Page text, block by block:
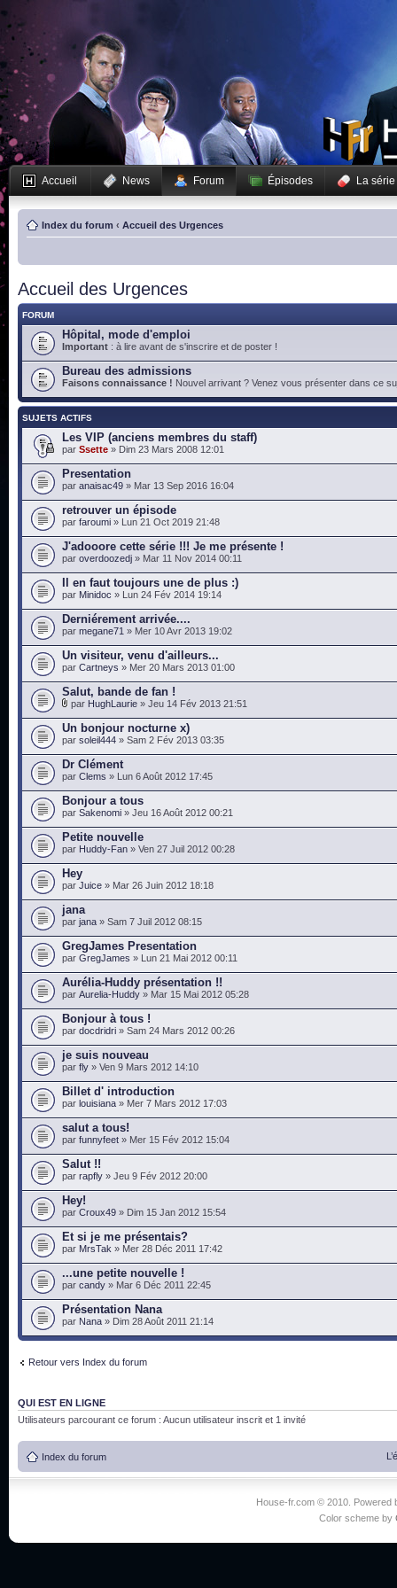
Accueil News Forum Épisodes La série
Index du forum ‹ Accueil des Urgences
Accueil des Urgences
FORUM
Hôpital, mode d'emploi
Important : à lire avant de s'inscrire et de poster !
Bureau des admissions
Faisons connaissance ! Nouvel arrivant ? Venez vous présenter dans ce
SUJETS ACTIFS
Les VIP (anciens membres du staff)
par Ssette » Dim 23 Mars 2008 12:01
Presentation
par anaisac49 » Mar 13 Sep 2016 16:04
retrouver un épisode
par faroumi » Lun 21 Oct 2019 21:48
J'adooore cette série !!! Je me présente !
par overdoozedj » Mar 11 Nov 2014 00:11
Il en faut toujours une de plus :)
par Minidoc » Lun 24 Fév 2014 19:14
Derniérement arrivée....
par megane71 » Mer 10 Avr 2013 19:02
Un visiteur, venu d'ailleurs...
par Cartneys » Mer 20 Mars 2013 01:00
Salut, bande de fan !
par HughLaurie » Jeu 14 Fév 2013 21:51
Un bonjour nocturne x)
par soleil444 » Sam 2 Fév 2013 03:35
Dr Clément
par Clems » Lun 6 Août 2012 17:45
Bonjour a tous
par Sakenomi » Jeu 16 Août 2012 00:21
Petite nouvelle
par Huddy-Fan » Ven 27 Juil 2012 00:28
Hey
par Juice » Mar 26 Juin 2012 18:18
jana
par jana » Sam 7 Juil 2012 08:15
GregJames Presentation
par GregJames » Lun 21 Mai 2012 00:11
Aurélia-Huddy présentation !!
par Aurelia-Huddy » Mar 15 Mai 2012 05:28
Bonjour à tous !
par docdridri » Sam 24 Mars 2012 00:26
je suis nouveau
par fly » Ven 9 Mars 2012 14:10
Billet d' introduction
par louisiana » Mer 7 Mars 2012 17:03
salut a tous!
par funnyfeet » Mer 15 Fév 2012 15:04
Salut !!
par rapfly » Jeu 9 Fév 2012 20:00
Hey!
par Croux49 » Dim 15 Jan 2012 15:54
Et si je me présentais?
par MrsTak » Mer 28 Déc 2011 17:42
...une petite nouvelle !
par candy » Mar 6 Déc 2011 22:45
Présentation Nana
par Nana » Dim 28 Août 2011 21:14
Retour vers Index du forum
QUI EST EN LIGNE
Utilisateurs parcourant ce forum : Aucun utilisateur inscrit et 1 invité
Index du forum
House-fr.com © 2010. Powered
Color scheme by